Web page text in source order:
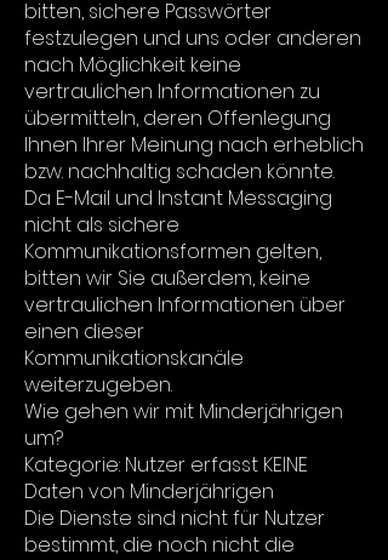
bitten, sichere Passwörter
festzulegen und uns oder anderen
nach Möglichkeit keine
vertraulichen Informationen zu
übermitteln, deren Offenlegung
Ihnen Ihrer Meinung nach erheblich
bzw. nachhaltig schaden könnte.
Da E-Mail und Instant Messaging
nicht als sichere
Kommunikationsformen gelten,
bitten wir Sie außerdem, keine
vertraulichen Informationen über
einen dieser
Kommunikationskanäle
weiterzugeben.
Wie gehen wir mit Minderjährigen
um?
Kategorie: Nutzer erfasst KEINE
Daten von Minderjährigen
Die Dienste sind nicht für Nutzer
bestimmt, die noch nicht die